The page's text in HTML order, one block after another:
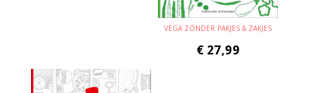
VEGA ZÓNDER PAKJES & ZAKJES
€ 27,99